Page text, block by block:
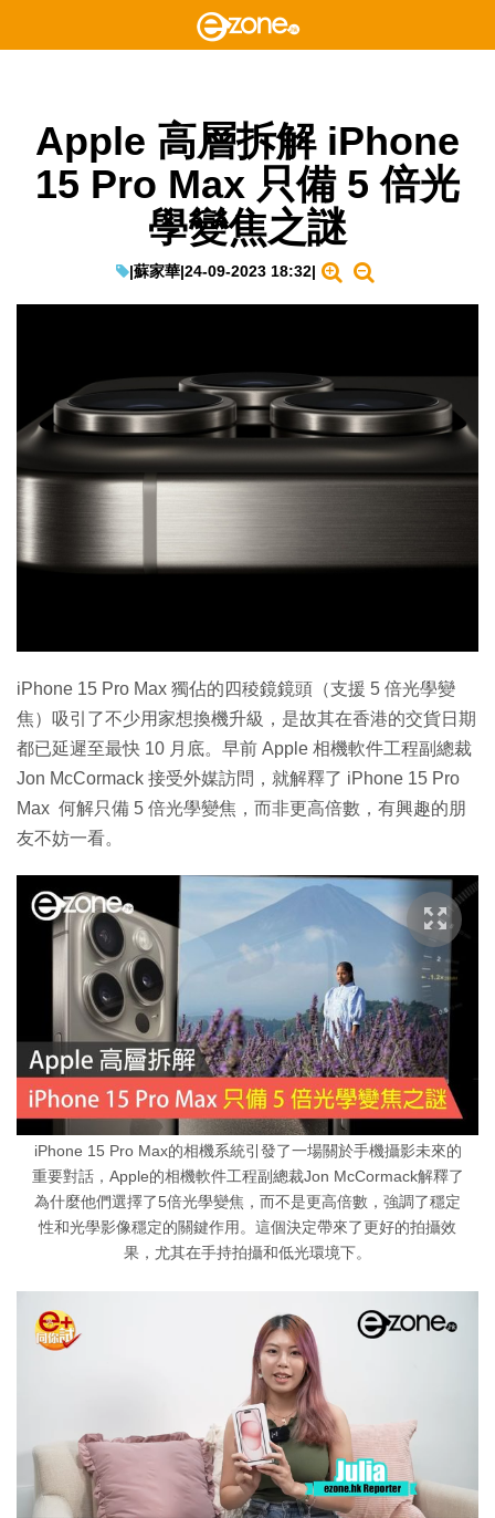
Apple 高層拆解 iPhone
15 Pro Max 只備 5 倍光
學變焦之謎
|蘇家華|24-09-2023 18:32|
iPhone 15 Pro Max 獨佔的四稜鏡鏡頭（支援 5 倍光學變
焦）吸引了不少用家想換機升級，是故其在香港的交貨日期
都已延遲至最快 10 月底。早前 Apple 相機軟件工程副總裁
Jon McCormack 接受外媒訪問，就解釋了 iPhone 15 Pro
Max 何解只備 5 倍光學變焦，而非更高倍數，有興趣的朋
友不妨一看。
iPhone 15 Pro Max的相機系統引發了一場關於手機攝影未來的
重要對話，Apple的相機軟件工程副總裁Jon McCormack解釋了
為什麼他們選擇了5倍光學變焦，而不是更高倍數，強調了穩定
性和光學影像穩定的關鍵作用。這個決定帶來了更好的拍攝效
果，尤其在手持拍攝和低光環境下。